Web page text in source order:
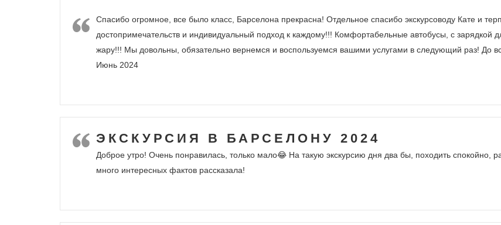
Спасибо огромное, все было класс, Барселона прекрасна! Отдельное спасибо экскурсоводу Кате и
достопримечательств и индивидуальный подход к каждому!!! Комфортабельные автобусы, с
жару!!! Мы довольны, обязательно вернемся и воспользуемся вашими услугами в следующий раз! До
Июнь 2024
ЭКСКУРСИЯ В БАРСЕЛОНУ 2024
Доброе утро! Очень понравилась, только мало😂 На такую экскурсию дня два бы, походить спокойно,
много интересных фактов рассказала!